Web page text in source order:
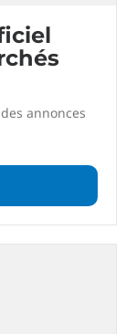
annonces